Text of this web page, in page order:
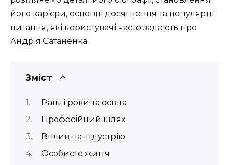
його кар’єри, основні досягнення та популярні
питання, які користувачі часто задають про
Андрія Сатаненка.
Зміст
Ранні роки та освіта
Професійний шлях
Вплив на індустрію
Особисте життя